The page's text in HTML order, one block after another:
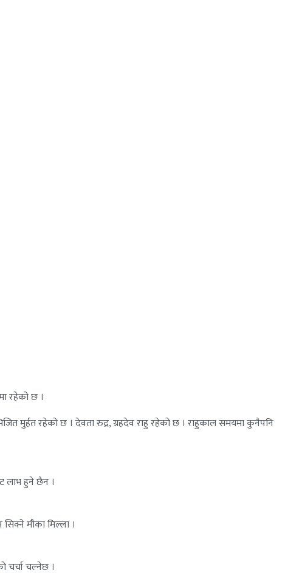
रहेको छ ।
मुर्हत रहेको छ । देवता रुद्र, ग्रहदेव राहु रहेको छ । राहुकाल समयमा कुनैपनि
लाभ हुने छैन ।
मौका मिल्ला ।
चर्चा चल्नेछ ।